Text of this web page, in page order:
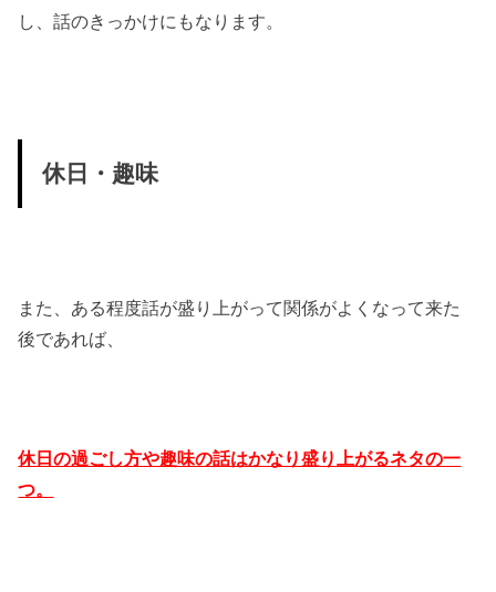
し、話のきっかけにもなります。
休日・趣味
また、ある程度話が盛り上がって関係がよくなって来た
後であれば、
休日の過ごし方や趣味の話はかなり盛り上がるネタの一
つ。